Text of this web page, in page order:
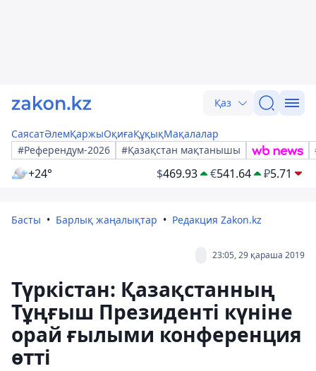
Қаз
СаясатӘлемҚаржыОқиғаҚұқықМақалалар
#Референдум-2026
#Қазақстан мақтанышы
+24° $469.93 €541.64 ₽5.71
Басты Барлық жаңалықтар Редакция Zakon.kz
23:05, 29 қараша 2019
Түркістан: Қазақстанның
Тұңғыш Президенті күніне
орай ғылыми конференция
өтті